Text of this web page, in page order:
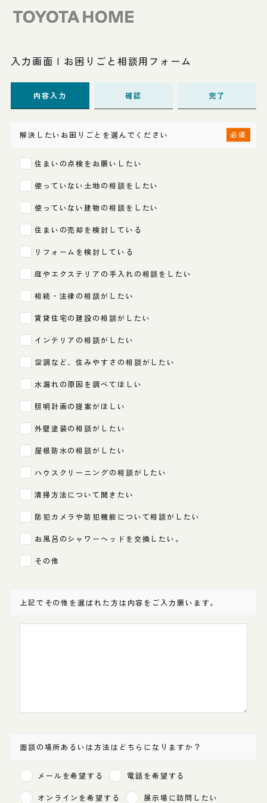
入力画面 | お困りごと相談用フォーム
内容入力 確認 完了
解決したいお困りごとを選んでください
住まいの点検をお願いしたい
使っていない土地の相談をしたい
使っていない建物の相談をしたい
住まいの売却を検討している
リフォームを検討している
庭やエクステリアの手入れの相談をしたい
相続・法律の相談がしたい
賃貸住宅の建設の相談がしたい
インテリアの相談がしたい
空調など、住みやすさの相談がしたい
水漏れの原因を調べてほしい
照明計画の提案がほしい
外壁塗装の相談がしたい
屋根防水の相談がしたい
ハウスクリーニングの相談がしたい
清掃方法について聞きたい
防犯カメラや防犯機能について相談がしたい
お風呂のシャワーヘッドを交換したい。
その他
上記でその他を選ばれた方は内容をご入力願います。
面談の場所あるいは方法はどちらになりますか？
メールを希望する 電話を希望する
オンラインを希望する 展示場に訪問したい